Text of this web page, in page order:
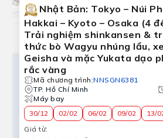
Nhật Bản: Tokyo – Núi
Hakkai – Kyoto – Osaka (4
Trải nghiệm shinkansen &
thức bò Wagyu nhúng lẩu,
Geisha và mặc Yukata dạo
rắc vàng
Mã chương trình:NNSGN6381
TP. Hồ Chí Minh
Máy bay
30/12
02/02 06/02 09/02 13/
Giá từ: